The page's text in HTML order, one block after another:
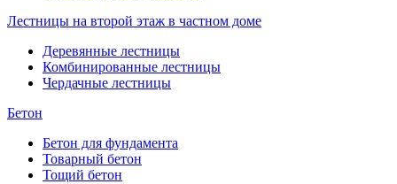
Лестницы на второй этаж в частном доме
Деревянные лестницы
Комбинированные лестницы
Чердачные лестницы
Бетон
Бетон для фундамента
Товарный бетон
Тощий бетон